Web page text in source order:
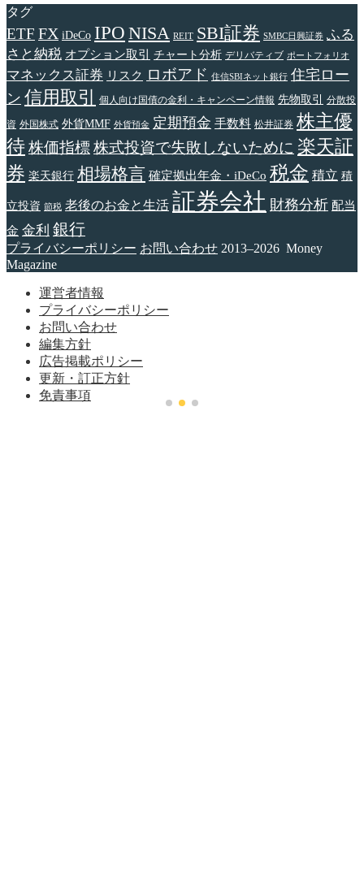
タグ
ETF FX iDeCo IPO NISA REIT SBI証券 SMBC日興証券 ふる
さと納税 オプション取引 チャート分析 デリバティブ ポートフォリオ
マネックス証券 リスク ロボアド 住信SBIネット銀行 住宅ロー
ン 信用取引 個人向け国債の金利・キャンペーン情報 先物取引 分散投
資 外国株式 外貨MMF 外貨預金 定期預金 手数料 松井証券 株主優
待株価指標株式投資で失敗しないために 楽天証
券 楽天銀行 相場格言 確定拠出年金・iDeCo 税金 積立 積
立投資 節税 老後のお金と生活 証券会社 財務分析 配当
金 金利 銀行
プライバシーポリシー お問い合わせ 2013–2026 Money
Magazine
運営者情報
プライバシーポリシー
お問い合わせ
編集方針
広告掲載ポリシー
更新・訂正方針
免責事項